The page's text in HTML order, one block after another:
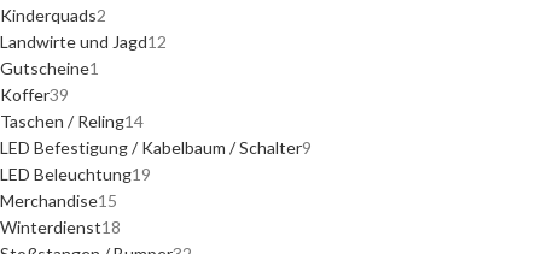
Kinderquads2
Landwirte und Jagd12
Gutscheine1
Koffer39
Taschen / Reling14
LED Befestigung / Kabelbaum / Schalter9
LED Beleuchtung19
Merchandise15
Winterdienst18